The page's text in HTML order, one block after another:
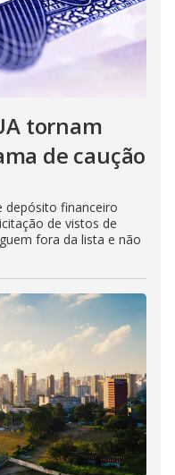
tornam
de caução
depósito financeiro
de vistos de
fora da lista e não